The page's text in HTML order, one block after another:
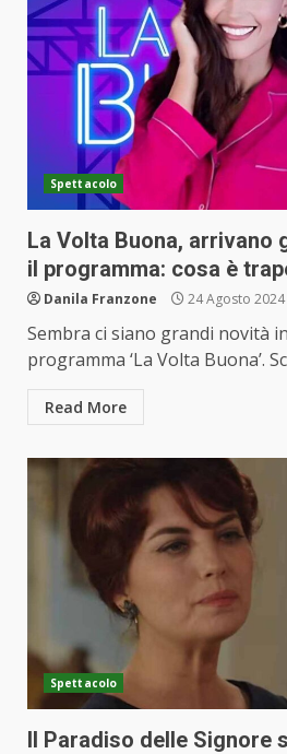
Spettacolo
La Volta Buona, arrivano
il programma: cosa è
Danila Franzone 24 Agosto 2024
Sembra ci siano grandi novità
programma ‘La Volta Buona’.
Read More
Spettacolo
Il Paradiso delle Signore